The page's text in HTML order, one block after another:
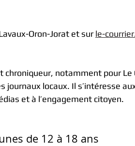
Oron-Jorat et sur le-
notamment pour Le
journaux locaux. Il s’intéresse
et à l’engagement citoyen.
de 12 à 18 ans